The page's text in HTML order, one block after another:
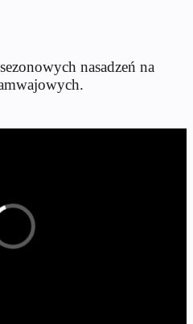
nasadzeń na